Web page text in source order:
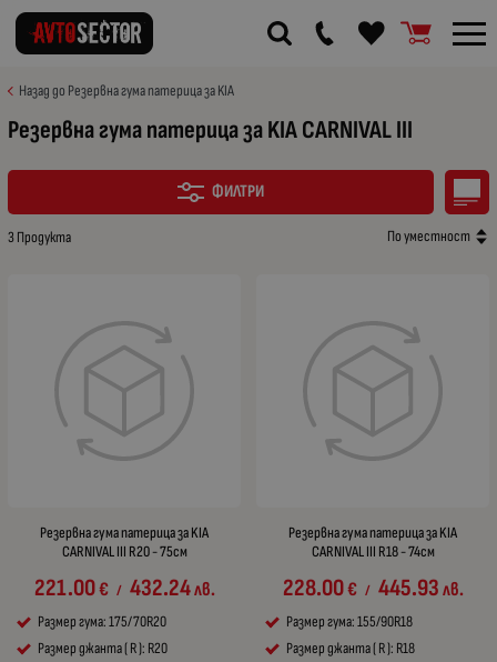
Назад до Резервна гума патерица за KIA
Резервна гума патерица за KIA CARNIVAL III
ФИЛТРИ
3 Продукта По уместност
Резервна гума патерица за KIA
CARNIVAL III R20 - 75см
221.00€ / 432.24лв.
Размер гума: 175/70R20
Размер джанта ( R ): R20
Резервна гума патерица за KIA
CARNIVAL III R18 - 74см
228.00€ / 445.93лв.
Размер гума: 155/90R18
Размер джанта ( R ): R18